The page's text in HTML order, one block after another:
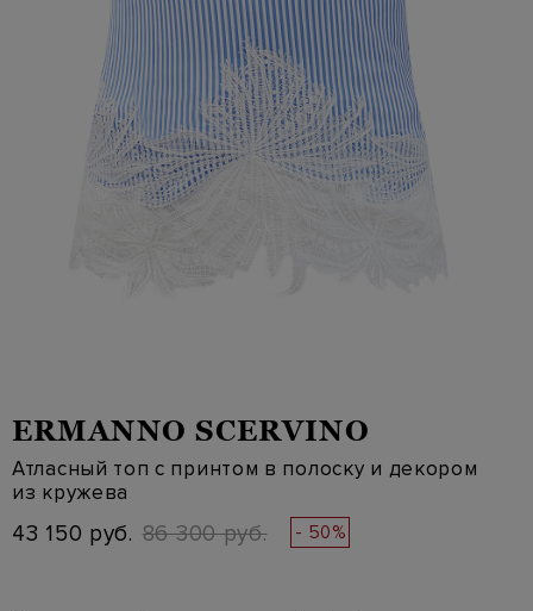
ERMANNO SCERVINO
Атласный топ с принтом в полоску и декором
из кружева
43 150 руб. 86 300 руб. - 50%